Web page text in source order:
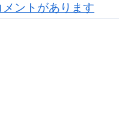
ントがあります